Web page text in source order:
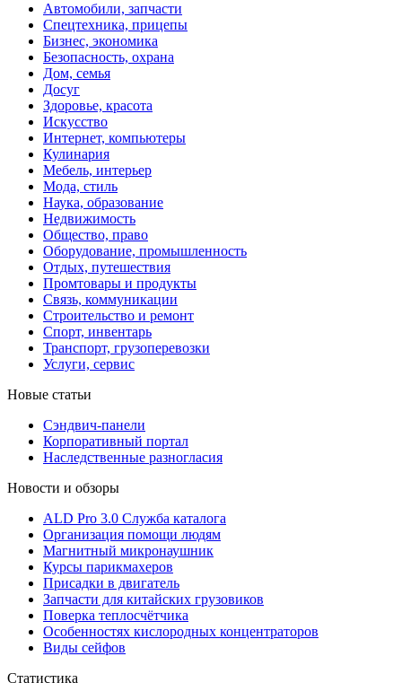
Автомобили, запчасти
Спецтехника, прицепы
Бизнес, экономика
Безопасность, охрана
Дом, семья
Досуг
Здоровье, красота
Искусство
Интернет, компьютеры
Кулинария
Мебель, интерьер
Мода, стиль
Наука, образование
Недвижимость
Общество, право
Оборудование, промышленность
Отдых, путешествия
Промтовары и продукты
Связь, коммуникации
Строительство и ремонт
Cпорт, инвентарь
Транспорт, грузоперевозки
Услуги, сервис
Новые статьи
Сэндвич-панели
Корпоративный портал
Наследственные разногласия
Новости и обзоры
ALD Pro 3.0 Служба каталога
Организация помощи людям
Магнитный микронаушник
Курсы парикмахеров
Присадки в двигатель
Запчасти для китайских грузовиков
Поверка теплосчётчика
Особенностях кислородных концентраторов
Виды сейфов
Статистика